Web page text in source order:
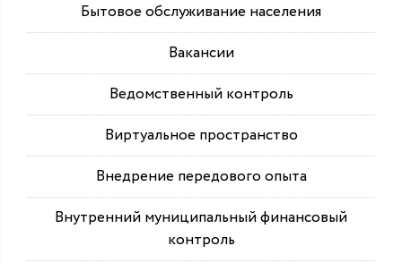
Бытовое обслуживание населения
Вакансии
Ведомственный контроль
Виртуальное пространство
Внедрение передового опыта
Внутренний муниципальный финансовый
контроль